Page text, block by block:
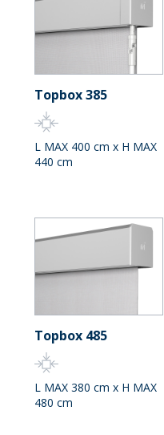
Topbox 385
L MAX 400 cm x H MAX
440 cm
Topbox 485
L MAX 380 cm x H MAX
480 cm